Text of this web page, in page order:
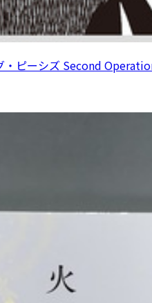
・ピーシズ Second